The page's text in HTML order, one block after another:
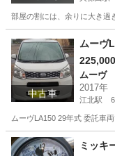
部屋の割には、余りに大き過
佐賀 佐賀市 久保田駅
中古車
ムーヴ
ムーヴ
2017年
江北駅
ムーヴLA150 29年式 委託車
佐賀 杵島郡 江北駅
ミッキ